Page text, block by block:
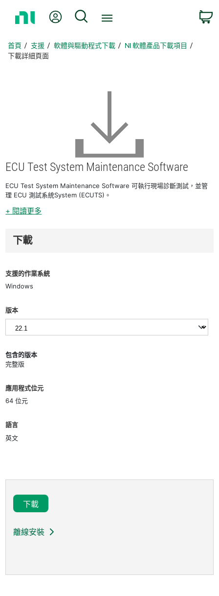
頁
我的帳號 搜尋
首頁 支援 軟體與驅動程式下載
NI 軟體產品下載項目
下載詳細頁面
ECU Test System Maintenance Software
ECU Test System Maintenance Software 可執行現場診斷測試，並管
理 ECU 測試系統System (ECUTS)。
+ 閱讀更多
下載
支援的作業系統
Windows
版本
包含的版本
完整版
應用程式位元
64 位元
語言
英文
下載
離線安裝